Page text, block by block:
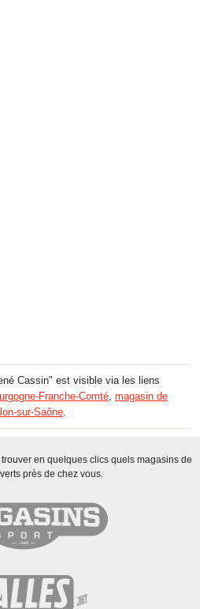
Cassin" est visible via les liens
Franche-Comté magasin de
sur-Saône
en quelques clics quels magasins de
près de chez vous.